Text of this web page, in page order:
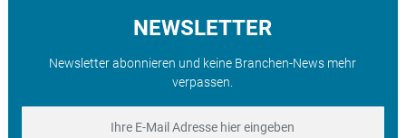
NEWSLETTER
Newsletter abonnieren und keine Branchen-News mehr
verpassen.